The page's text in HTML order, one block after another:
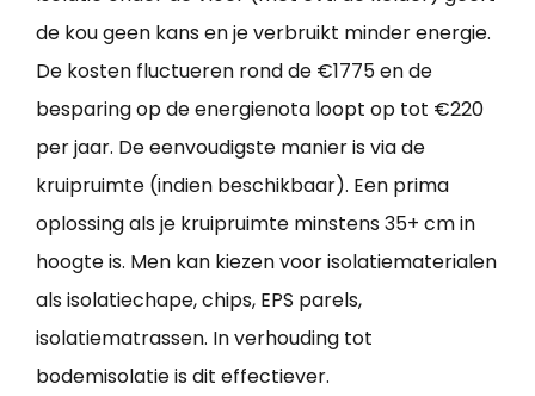
de kou geen kans en je verbruikt minder energie.
De kosten fluctueren rond de €1775 en de
besparing op de energienota loopt op tot €220
per jaar. De eenvoudigste manier is via de
kruipruimte (indien beschikbaar). Een prima
oplossing als je kruipruimte minstens 35+ cm in
hoogte is. Men kan kiezen voor isolatiematerialen
als isolatiechape, chips, EPS parels,
isolatiematrassen. In verhouding tot
bodemisolatie is dit effectiever.